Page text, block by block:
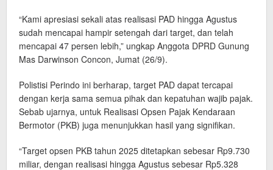
“Kami apresiasi sekali atas realisasi PAD hingga Agustus
sudah mencapai hampir setengah dari target, dan telah
mencapai 47 persen lebih,” ungkap Anggota DPRD Gunung
Mas Darwinson Concon, Jumat (26/9).
Polistisi Perindo ini berharap, target PAD dapat tercapai
dengan kerja sama semua pihak dan kepatuhan wajib pajak.
Sebab ujarnya, untuk Realisasi Opsen Pajak Kendaraan
Bermotor (PKB) juga menunjukkan hasil yang signifikan.
“Target opsen PKB tahun 2025 ditetapkan sebesar Rp9.730
miliar, dengan realisasi hingga Agustus sebesar Rp5.328